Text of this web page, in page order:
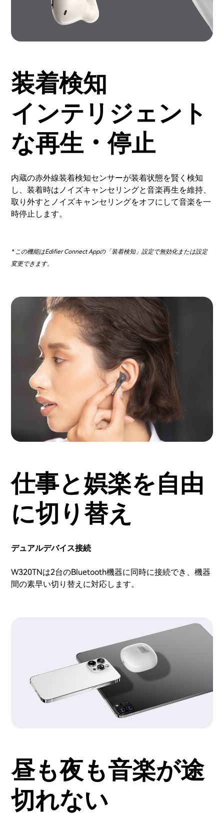
装着検知
インテリジェント
な再生・停止
内蔵の赤外線装着検知センサーが装着状態を賢く検知
し、装着時はノイズキャンセリングと音楽再生を維持、
取り外すとノイズキャンセリングをオフにして音楽を一
時停止します。
* この機能はEdifier Connect Appの「装着検知」設定で無効化または設定
変更できます。
仕事と娯楽を自由
に切り替え
デュアルデバイス接続
W320TNは2台のBluetooth機器に同時に接続でき、機器
間の素早い切り替えに対応します。
昼も夜も音楽が途
切れない